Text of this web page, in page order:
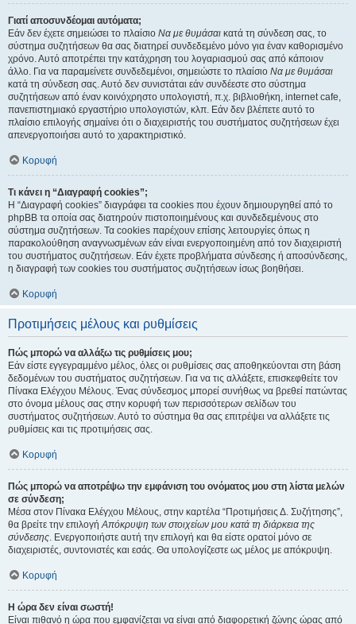
Γιατί αποσυνδέομαι αυτόματα;
Εάν δεν έχετε σημειώσει το πλαίσιο Να με θυμάσαι κατά τη σύνδεση σας, το
σύστημα συζητήσεων θα σας διατηρεί συνδεδεμένο μόνο για έναν καθορισμένο
χρόνο. Αυτό αποτρέπει την κατάχρηση του λογαριασμού σας από κάποιον
άλλο. Για να παραμείνετε συνδεδεμένοι, σημειώστε το πλαίσιο Να με θυμάσαι
κατά τη σύνδεση σας. Αυτό δεν συνιστάται εάν συνδέεστε στο σύστημα
συζητήσεων από έναν κοινόχρηστο υπολογιστή, π.χ. βιβλιοθήκη, internet cafe,
πανεπιστημιακό εργαστήριο υπολογιστών, κλπ. Εάν δεν βλέπετε αυτό το
πλαίσιο επιλογής σημαίνει ότι ο διαχειριστής του συστήματος συζητήσεων έχει
απενεργοποιήσει αυτό το χαρακτηριστικό.
Κορυφή
Τι κάνει η “Διαγραφή cookies”;
Η “Διαγραφή cookies” διαγράφει τα cookies που έχουν δημιουργηθεί από το
phpBB τα οποία σας διατηρούν πιστοποιημένους και συνδεδεμένους στο
σύστημα συζητήσεων. Τα cookies παρέχουν επίσης λειτουργίες όπως η
παρακολούθηση αναγνωσμένων εάν είναι ενεργοποιημένη από τον διαχειριστή
του συστήματος συζητήσεων. Εάν έχετε προβλήματα σύνδεσης ή αποσύνδεσης,
η διαγραφή των cookies του συστήματος συζητήσεων ίσως βοηθήσει.
Κορυφή
Προτιμήσεις μέλους και ρυθμίσεις
Πώς μπορώ να αλλάξω τις ρυθμίσεις μου;
Εάν είστε εγγεγραμμένο μέλος, όλες οι ρυθμίσεις σας αποθηκεύονται στη βάση
δεδομένων του συστήματος συζητήσεων. Για να τις αλλάξετε, επισκεφθείτε τον
Πίνακα Ελέγχου Μέλους. Ένας σύνδεσμος μπορεί συνήθως να βρεθεί πατώντας
στο όνομα μέλους σας στην κορυφή των περισσότερων σελίδων του
συστήματος συζητήσεων. Αυτό το σύστημα θα σας επιτρέψει να αλλάξετε τις
ρυθμίσεις και τις προτιμήσεις σας.
Κορυφή
Πώς μπορώ να αποτρέψω την εμφάνιση του ονόματος μου στη λίστα μελών
σε σύνδεση;
Μέσα στον Πίνακα Ελέγχου Μέλους, στην καρτέλα “Προτιμήσεις Δ. Συζήτησης”,
θα βρείτε την επιλογήΑπόκρυψη των στοιχείων μου κατά τη διάρκεια της
σύνδεσης. Ενεργοποιήστε αυτή την επιλογή και θα είστε ορατοί μόνο σε
διαχειριστές, συντονιστές και εσάς. Θα υπολογίζεστε ως μέλος με απόκρυψη.
Κορυφή
Η ώρα δεν είναι σωστή!
Είναι πιθανό η ώρα που εμφανίζεται να είναι από διαφορετική ζώνης ώρας από